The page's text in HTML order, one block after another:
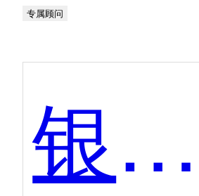
专属顾问
银豹收银系统